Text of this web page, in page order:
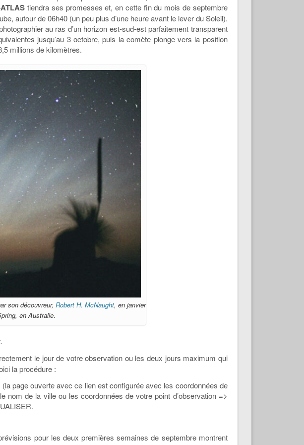
tiendra ses promesses et, en cette fin du mois de septembre
autour de 06h40 (un peu plus d’une heure avant le lever du Soleil).
au ras d’un horizon est-sud-est parfaitement transparent
jusqu’au 3 octobre, puis la comète plonge vers la position
millions de kilomètres.
son découvreur, Robert H. McNaught, en janvier
en Australie.
le jour de votre observation ou les deux jours maximum qui
la procédure :
page ouverte avec ce lien est configurée avec les coordonnées de
de la ville ou les coordonnées de votre point d’observation =>
pour les deux premières semaines de septembremontrent